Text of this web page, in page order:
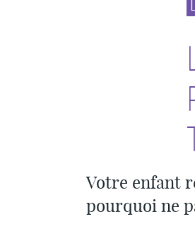
Votre enfant
pourquoi ne